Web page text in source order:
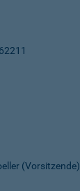
(Vorsitzende)